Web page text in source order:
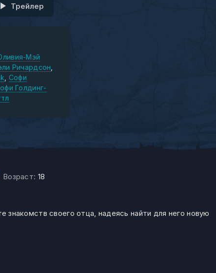
Трейлер
Мэй
Ричардсон
Софи
Голдинг-
Возраст: 18
своего отца, надеясь найти для него новую